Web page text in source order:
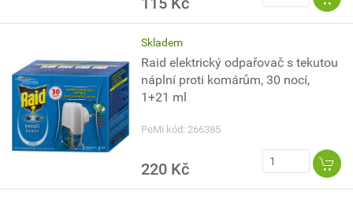
Skladem
Raid elektrický odpařovač s tekutou
náplní proti komárům, 30 nocí,
1+21 ml
PeMi kód: 266385
220 Kč